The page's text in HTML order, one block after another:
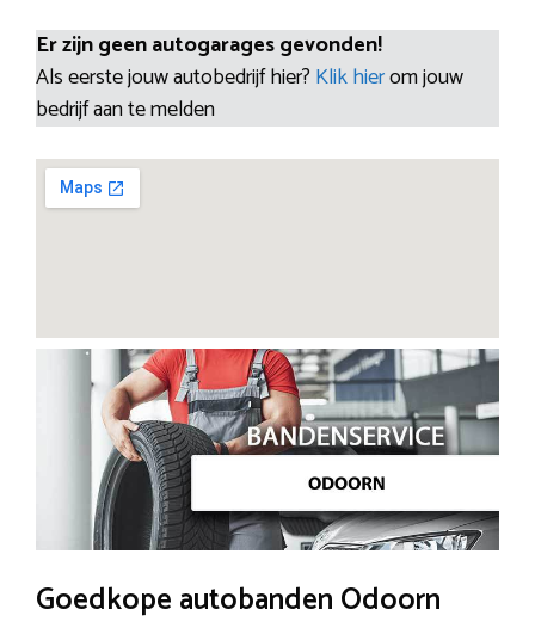
Er zijn geen autogarages gevonden!
Als eerste jouw autobedrijf hier? Klik hierom jouw
bedrijf aan te melden
Goedkope autobanden Odoorn